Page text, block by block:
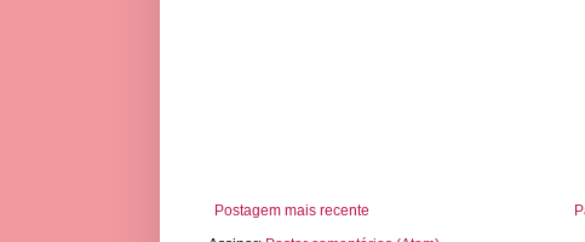
Postagem mais recente